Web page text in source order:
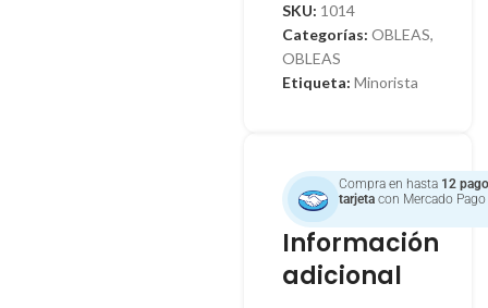
SKU: 1014
Categorías: OBLEAS,
OBLEAS
Etiqueta: Minorista
Compra en hasta 12
tarjetacon Mercado Pago
Información
adicional